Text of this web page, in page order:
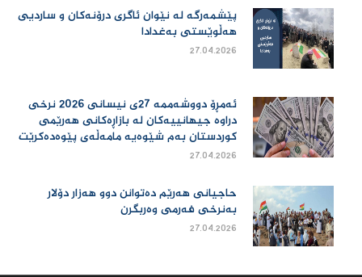
پێشمەرگە لە نێوان ئاگری درۆنەکان و ساردیی
هەڵوێستی بەغدادا
27.04.2026
ئەمڕۆ دووشەممە 27ی نیسانی 2026 نرخی
دراوە جیهانییەكان لە بازاڕەكانی هەرێمی
كوردستان بەم شێوەیە مامەڵەی پێوەدەكرێت
27.04.2026
حاجیانی هەرێم دەتوانن دوو هەزار دۆلار
بەنرخی فەرمی وەربگرن
27.04.2026